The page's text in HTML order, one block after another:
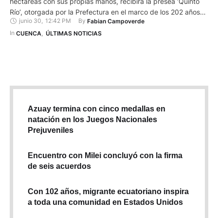
Río’, otorgada por la Prefectura en el marco de los 202 años
de provincialización de Azuay. Guamán cuida y protege
centenares de especies en su emprendimiento emplazado en
junio 30, 12:42 PM By Fabian Campoverde
In CUENCA ÚLTIMAS NOTICIAS
Azuay termina con cinco medallas en
natación en los Juegos Nacionales
Prejuveniles
Encuentro con Milei concluyó con la firma
de seis acuerdos
Con 102 años, migrante ecuatoriano inspira
a toda una comunidad en Estados Unidos